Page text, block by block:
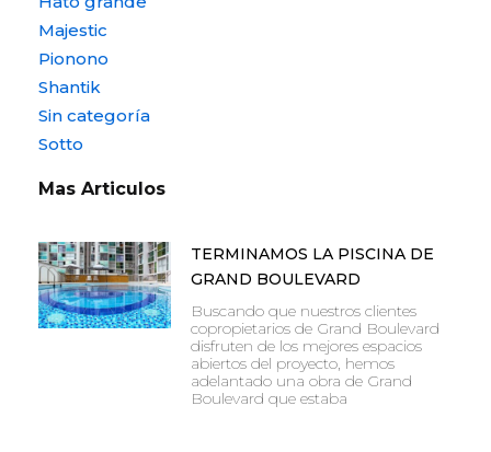
Majestic
Pionono
Shantik
Sin categoría
Sotto
Mas Articulos
TERMINAMOS LA PISCINA DE
GRAND BOULEVARD
Buscando que nuestros clientes
copropietarios de Grand Boulevard
disfruten de los mejores espacios
abiertos del proyecto, hemos
adelantado una obra de Grand
Boulevard que estaba